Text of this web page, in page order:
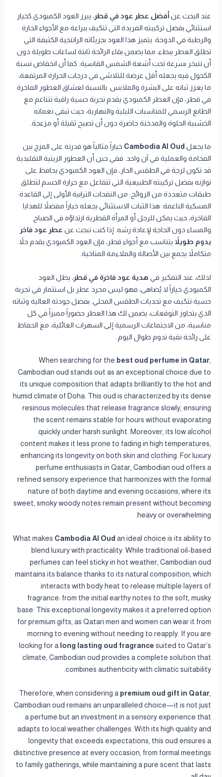
عند البحث عن أفضل عطر عود في قطر، يبرز العود الكمبودي كخيار
استثنائي بفضل تركيبته الفريدة التي تتكيف ببراعة مع الأجواء الحارة
والرطبة في الدوحة. يتميز هذا العود بجزيئاته الراتنجية الكثيفة التي
تطلق العطر ببطء، مما يضمن بقاء الرائحة ثابتة لساعات طويلة دون
أن تتبخر بسرعة تحت أشعة الشمس القاسية. كما أن انخفاض نسبة
الكحول فيه يجعله أقل عرضة للتلاشي في درجات الحرارة المرتفعة،
ما يعزز ثباته على البشرة والملابس. بالنسبة لعشاق العطور الفاخرة
في قطر، فإن العطر الكمبودي يقدم تجربة حسية راقية تتناغم مع
الطابع الرسمي للمناسبات الليلية والنهارية، حيث تبقى نغماته
الخشبية الحلوة والمدخنة حاضرة دون أن تصبح ثقيلة أو مزعجة.
ما يجعل Cambodia Al Oud خياراً مثالياً هو قدرته على المزج بين
الفخامة والعملية في آن واحد. ففي حين أن العطور الزيتية التقليدية
قد تكون لزجة في الطقس الحار، فإن العود الكمبودي يحافظ على
توازنه بفضل تركيبته الطبيعية التي تتفاعل مع حرارة الجسم لتطلق
طبقات متعددة من الروائح: من النفحات الترابية الأولى إلى القاعدة
المسكية الناعمة. هذا الثبات الاستثنائي يجعله خياراً مفضلاً للهدايا
الفاخرة، حيث يمكن للرجل أو المرأة القطرية ارتداؤه في الصباح
والمساء دون الحاجة لإعادة رشه. إذا كنت تبحث عن عطر عود فاخر
يدوم طويلاً يتناسب مع أجواء قطر، فإن العود الكمبودي يقدم حلاً
متكاملاً يجمع بين الأصالة والملاءمة المناخية.
لذلك، عند التفكير في هدية عود فاخرة في قطر، يظل العود
الكمبودي خياراً لا يُضاهى، فهو ليس مجرد عطر بل استثمار في تجربة
حسية تتكيف مع تحديات الطقس المحلي. بفضل جودته العالية وثباته
الذي يتجاوز التوقعات، يضمن لك هذا العطر حضوراً مميزاً في كل
مناسبة، من الاجتماعات الرسمية إلى السهرات العائلية، مع الحفاظ
على رائحة نقية تدوم طوال اليوم.
When searching for the best oud perfume in Qatar,
Cambodian oud stands out as an exceptional choice due to
its unique composition that adapts brilliantly to the hot and
humid climate of Doha. This oud is characterized by its dense
resinous molecules that release fragrance slowly, ensuring
the scent remains stable for hours without evaporating
quickly under harsh sunlight. Moreover, its low alcohol
content makes it less prone to fading in high temperatures,
enhancing its longevity on both skin and clothing. For luxury
perfume enthusiasts in Qatar, Cambodian oud offers a
refined sensory experience that harmonizes with the formal
nature of both daytime and evening occasions, where its
sweet, smoky woody notes remain present without becoming
heavy or overwhelming.
What makes Cambodia Al Oud an ideal choice is its ability to
blend luxury with practicality. While traditional oil-based
perfumes can feel sticky in hot weather, Cambodian oud
maintains its balance thanks to its natural composition, which
interacts with body heat to release multiple layers of
fragrance: from the initial earthy notes to the soft, musky
base. This exceptional longevity makes it a preferred option
for premium gifts, as Qatari men and women can wear it from
morning to evening without needing to reapply. If you are
looking for a long lasting oud fragrance suited to Qatar’s
climate, Cambodian oud provides a complete solution that
combines authenticity with climatic suitability.
Therefore, when considering a premium oud gift in Qatar,
Cambodian oud remains an unparalleled choice—it is not just
a perfume but an investment in a sensory experience that
adapts to local weather challenges. With its high quality and
longevity that exceeds expectations, this oud ensures a
distinctive presence at every occasion, from formal meetings
to family gatherings, while maintaining a pure scent that lasts